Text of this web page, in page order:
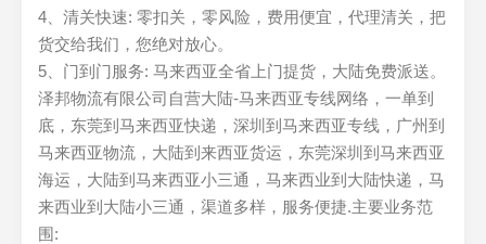
4、清关快速: 零扣关，零风险，费用便宜，代理清关，把
货交给我们，您绝对放心。
5、门到门服务: 马来西亚全省上门提货，大陆免费派送。
泽邦物流有限公司自营大陆-马来西亚专线网络，一单到
底，东莞到马来西亚快递，深圳到马来西亚专线，广州到
马来西亚物流，大陆到来西亚货运，东莞深圳到马来西亚
海运，大陆到马来西亚小三通，马来西业到大陆快递，马
来西业到大陆小三通，渠道多样，服务便捷.主要业务范
围: